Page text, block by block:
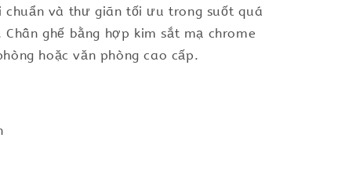
và thư giãn tối ưu trong suốt quá
ghế bằng hợp kim sắt mạ chrome
hoặc văn phòng cao cấp.